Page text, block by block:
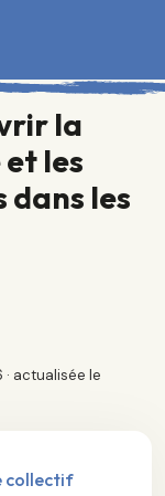
la
et les
dans les
actualisée le
collectif